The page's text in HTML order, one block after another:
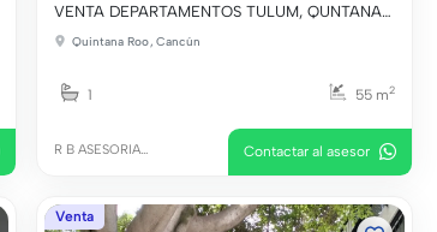
VENTA DEPARTAMENTOS TULUM, QUNTANA
ROO, MEXICO.
Quintana Roo, Cancún
1 55 m2
R B ASESORIA
INMOBILIARIA MERIDA
Contactar al asesor
Venta